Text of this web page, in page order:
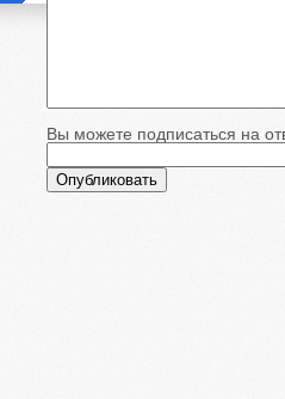
Вы можете подписаться на